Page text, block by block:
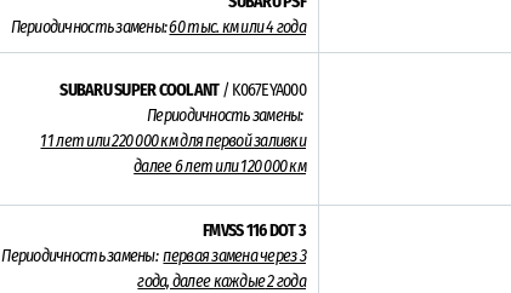
Периодичность замены:60 тыс. км или 4 года
SUBARU SUPER COOLANT/ K067EYA000
Периодичность замены:
11 лет или 220 000 км для первой заливки
далее 6 лет или 120 000 км
FMVSS 116 DOT 3
Периодичность замены:первая замена через 3
года, далее каждые2 года